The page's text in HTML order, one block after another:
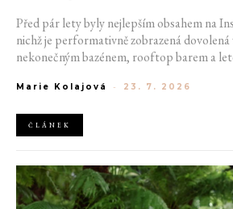
Před pár lety byly nejlepším obsahem na
nichž je performativně zobrazená
nekonečným bazénem, rooftop barem a
horách. Ranní koupání v lomu. Výlet vlakem
Marie Kolajová - 23. 7. 2026
ČLÁNEK